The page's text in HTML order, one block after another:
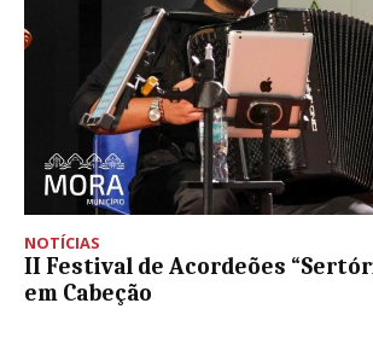
NOTÍCIAS
II Festival de Acordeões
em Cabeção